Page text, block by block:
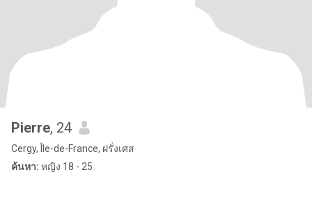
Pierre, 24
Cergy, Île-de-France, ฝรั่งเศส
ค้นหา: หญิง 18 - 25